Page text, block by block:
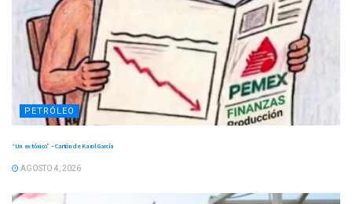
PETRÓLEO
“Un ex tóxico” – Cartón de Karol García
AGOSTO 4, 2026